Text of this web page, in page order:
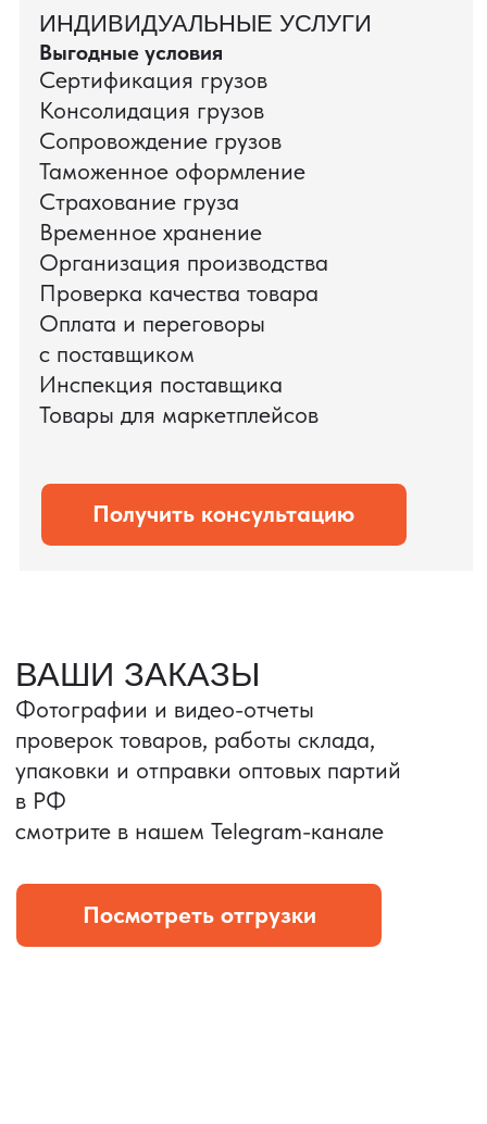
КЕЙС ПАО «РОСТЕЛЕКОМ»
ПАО «Ростелеком» доверяет нам полный
цикл международных поставок — от
поиска и проверки поставщиков до
доставки оборудования.
Мы обеспечили полный цикл работ:
проверку продукции, логистику,
таможенное оформление и контроль
сроков. В результате все товары были
доставлены точно в срок и без
дополнительных рисков.
PRO TORG — проверенный партнёр по
международной логистике для ведущих
федеральных компаний.
Оставить заявку
Портативные колонки
Условия: Тираж 3100 шт.
Колонка с шнуром
зарядным, без коробки
и ложемента (эвы).
Условия: Тираж 5900 шт.
15w.
Комплект: устройство +
провод Type C.
КОНТРОЛЬ КАЧЕСТВА
Проверка по ТЗ включает: